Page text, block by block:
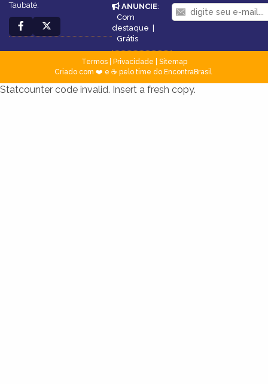
Taubaté.
ANUNCIE:
Com
destaque
Grátis
Termos| Privacidade
Sitemap
Criado com ❤️ e ☕ pelo time do EncontraBrasil
Statcounter code invalid. Insert a fresh copy.